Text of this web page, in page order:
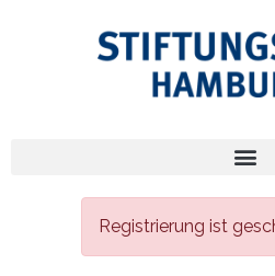
Registrierung ist